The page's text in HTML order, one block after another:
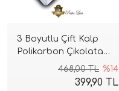
3 Boyutlu Çift Kalp
Polikarbon Çikolata
Kalıbı (14 Gözlü)
468,00 TL %14
399,90 TL